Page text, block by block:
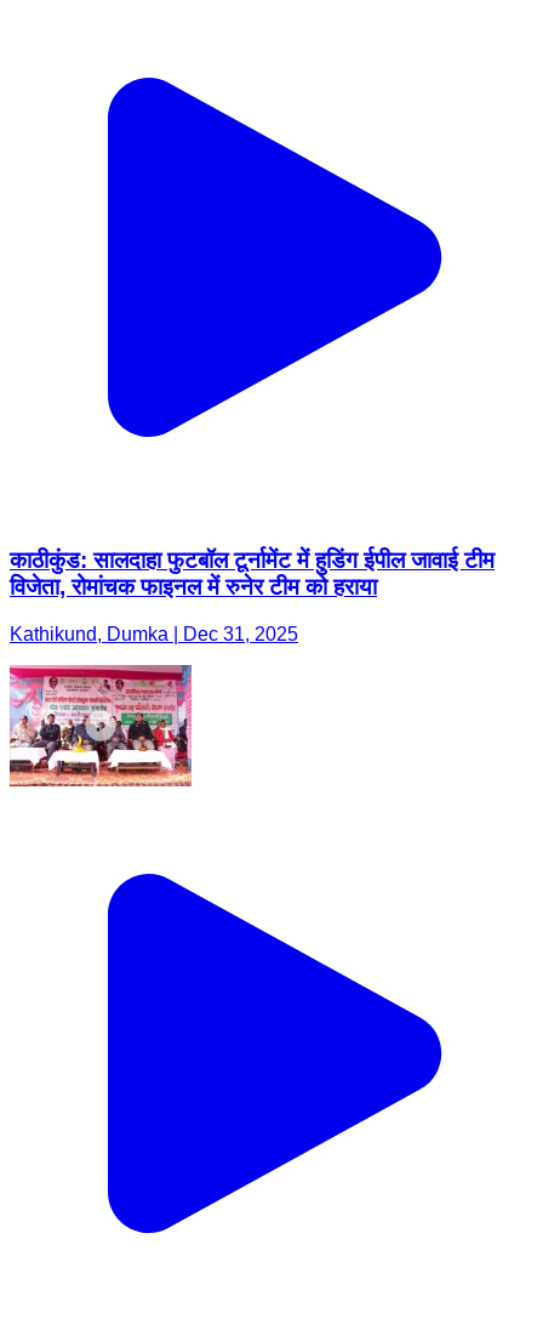
काठीकुंड: सालदाहा फुटबॉल टूर्नामेंट में हुडिंग ईपील जावाई टीम
विजेता, रोमांचक फाइनल में रुनेर टीम को हराया
Kathikund, Dumka | Dec 31, 2025